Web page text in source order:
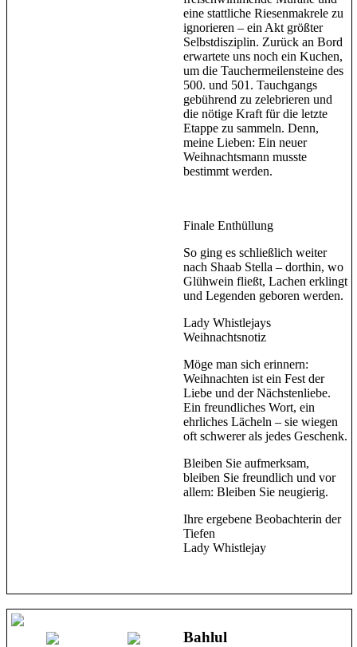
eine stattliche Riesenmakrele zu
ignorieren – ein Akt größter
Selbstdisziplin. Zurück an Bord
erwartete uns noch ein Kuchen,
um die Tauchermeilensteine des
500. und 501. Tauchgangs
gebührend zu zelebrieren und
die nötige Kraft für die letzte
Etappe zu sammeln. Denn,
meine Lieben: Ein neuer
Weihnachtsmann musste
bestimmt werden.
Finale Enthüllung
So ging es schließlich weiter
nach Shaab Stella – dorthin, wo
Glühwein fließt, Lachen erklingt
und Legenden geboren werden.
Lady Whistlejays
Weihnachtsnotiz
Möge man sich erinnern:
Weihnachten ist ein Fest der
Liebe und der Nächstenliebe.
Ein freundliches Wort, ein
ehrliches Lächeln – sie wiegen
oft schwerer als jedes Geschenk.
Bleiben Sie aufmerksam,
bleiben Sie freundlich und vor
allem: Bleiben Sie neugierig.
Ihre ergebene Beobachterin der
Tiefen
Lady Whistlejay
Bahlul